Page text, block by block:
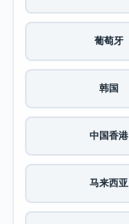
葡萄牙
韩国
中国香港
马来西亚